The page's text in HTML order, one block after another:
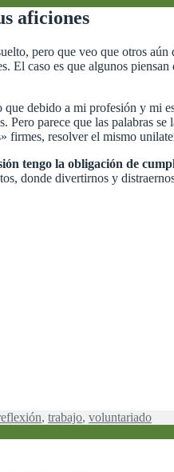
aficiones
pero que veo que otros
caso es que algunos
debido a mi profesión y mi
parece que las palabras
firmes, resolver el mismo
tengo la obligación de
donde divertirnos y
, trabajo, voluntariado